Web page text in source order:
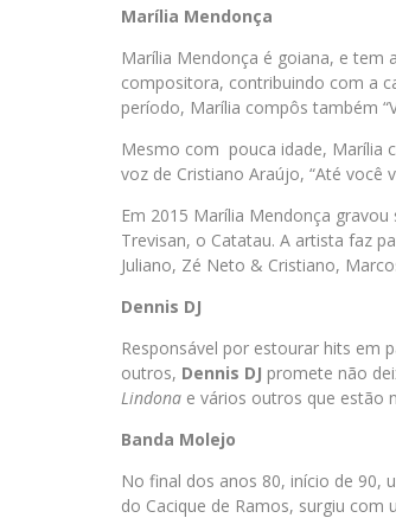
Marília Mendonça
Marília Mendonça é goiana, e tem
compositora, contribuindo com a
período, Marília compôs também
Mesmo com pouca idade, Marília
voz de Cristiano Araújo, “Até você
Em 2015 Marília Mendonça
Trevisan, o Catatau. A artista faz
Juliano, Zé Neto & Cristiano,
Dennis DJ
Responsável por estourar hits em
outros, Dennis DJ promete não
Lindona e vários outros que estão
Banda Molejo
No final dos anos 80, início de 90,
do Cacique de Ramos, surgiu